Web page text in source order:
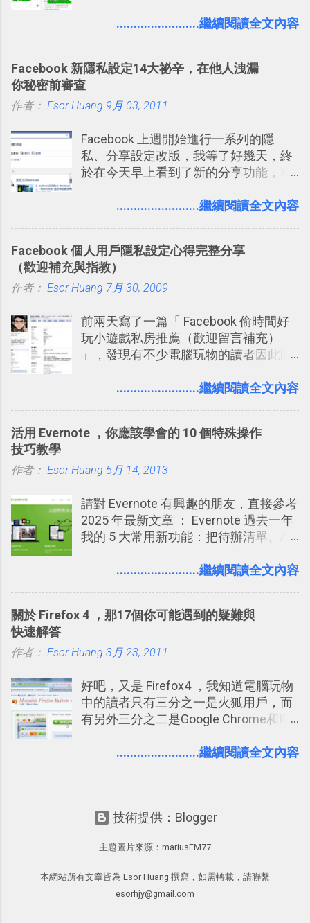
2016/8 新增： Trello 開放「強化功能」
2016/8 新增 ： Trello 卡片自訂欄位密
技！最想要的強大 Trello 客製化範例教
學 2016/11 新增： [時間技客-7] 重要緊
急時間管理四象限在 Trello 活用與範本
用 Trello？ 8個專案排程協作重點技巧
2017/6 新增： 如何用 Trello 規劃自助
旅行？我的 Trello 行程計畫使用技巧教
卡片不再落落長？專案管理的5個關鍵
技巧 2017/8/23 新增 ： 如何用 Trello 做
子彈筆記？我的 Trello GTD 方法範例看
板分享
要準備數百個考試問題時，自己手動進
練習的記憶卡片，自動規劃要延期複習
的卡片，每天自動產生記憶練習題，這
樣的軟體中最受好評的，或許就是今天
（ChatGPT） 的 Codex 工具？ 如何用
打造一個更自動化的電腦工作流程。
........................繼續閱讀全文內容
Facebook 新隱私設定14大祕辛，在他人洩漏
你秘密前審查
作者： Esor Huang 9月 03, 2011
Facebook 上週開始進行一系列的隱
私、分享設定改版，我等了好幾天，終
於在今天早上看到了新的分享功能，相
用新版的分享功能與隱私設定。 嚴格來
置。不過有一項很實用的設定是新增
的， 那就是可以 事先審查 朋友「標籤
你」的內容，決定要不要讓其他朋友看
標籤在他的訊息中，或是想把你標籤在
相片圖片裡，現在你都多了一個「事先
審查」的機制，可以決定這些你被標籤
鴉牆上，從而禁止可能的祕密被你其他
........................繼續閱讀全文內容
Facebook 個人用戶隱私設定心得完整分享
（歡迎補充與指教）
作者： Esor Huang 7月 30, 2009
前兩天寫了一篇「 Facebook 偷時間好
玩小遊戲私房推薦（歡迎留言補充）
」，發現有不少電腦玩物的讀者因此開
Facebook確 實是目前最好的社群、社
有趣的交友聯繫： 例如你可以看到朋友
哪張相片中？或者有哪些朋友正熱衷於
如何分析使用你的個人資料而達到這種
社群效果？則是很多人感到疑慮的部
份，也是惡意程式有可能利用的部份 。
從Facebook隱私設定全新簡化介面設計
Facebook中接收到朋友互動產生的樂趣
立的「 電腦玩物 」粉絲專頁，我把自己
後的思考分享上去，從讀者回饋中，我
因此可以邊寫邊修改調整文章的方向，
甚至獲得一些新的資料，讓電腦玩物裡
正是Facebook在「 玩樂 」之外也是「
通訊錄的隱私設定心得。就如同我之前
好隱私權限－設定方法重點提示 」，社
群服務並不是魔鬼，但上面確實會有隱
私洩漏的問題，而除了網站服務本身應
該要嚴守道德與提昇技術外，用戶本身
........................繼續閱讀全文內容
活用 Evernote ，你應該學會的 10 個特殊操作
技巧教學
作者： Esor Huang 5月 14, 2013
請對 Evernote 有興趣的朋友，直接參考
2025 年最新文章 ： Evernote 過去一年
我的 5 大常用新功能：把待辦清單、AI
介紹文章： 把不同筆記中的待辦清單統
大綱收合、目錄連結、錨點連結，整理
議記錄不麻煩！我常用兩個 Evernote AI
學： Evernote 新增類似 Google 文件的
「免帳號登入」多人同步編輯功能
........................繼續閱讀全文內容
關於 Firefox 4 ，那17個你可能遇到的疑難與
快速解答
作者： Esor Huang 3月 23, 2011
好吧，又是 Firefox4 ，我知道電腦玩物
中的讀者只有三分之一是火狐用戶，而
有另外三分之二是Google Chrome和IE
導？但問題是我確實是個Firefox 4愛用
落格其實都比較偏向 Google Chrome 的
玩物」這個部落格的存在本身就是一種
平衡報導了吧？ 言歸正傳，昨日Firefox
4正式版上市之際，我總結所有Firefox 4
使用心得寫出了「 Firefox 4 中文正式版
........................繼續閱讀全文內容
技術提供：Blogger
主題圖片來源： mariusFM77
本網站所有文章皆為 Esor Huang 撰寫，如需轉載，請聯繫
esorhjy@gmail.com